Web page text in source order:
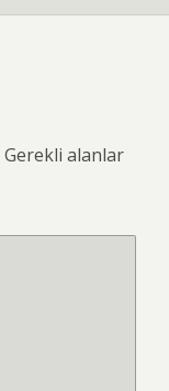
Gerekli alanlar